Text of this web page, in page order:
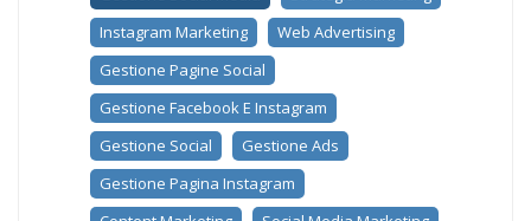
Instagram Marketing
Web Advertising
Gestione Pagine Social
Gestione Facebook E Instagram
Gestione Social
Gestione Ads
Gestione Pagina Instagram